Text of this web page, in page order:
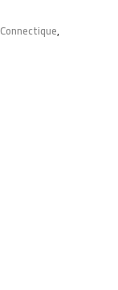
Connectique,